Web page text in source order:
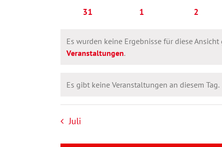
0
31
0
1
0
2
Hinweis
Es wurden keine Ergebnisse für diese
Veranstaltungen.
Hinweis
Es gibt keine Veranstaltungen an diesem Tag.
Juli